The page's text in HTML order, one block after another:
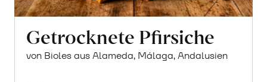
Getrocknete Pfirsiche
von Bioles aus Alameda, Málaga, Andalusien